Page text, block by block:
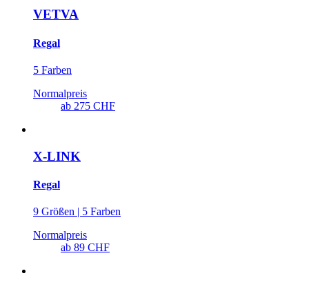
VETVA
Regal
5 Farben
Normalpreis
ab 275 CHF
X-LINK
Regal
9 Größen | 5 Farben
Normalpreis
ab 89 CHF